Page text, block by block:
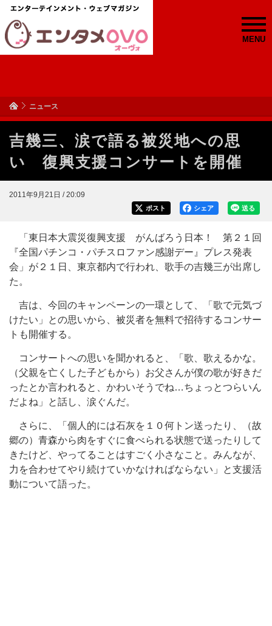
MENU
ニュース
吉幾三、涙で語る被災地への思
い 復興支援コンサートを開催
2011年9月21日 / 20:09
送る
シェア
ポスト
「東日本大震災復興支援 がんばろう日本！ 第２１回
『全国パチンコ・パチスロファン感謝デー』プレス発表
会」が２１日、東京都内で行われ、歌手の吉幾三が出席し
た。
吉は、今回のキャンペーンの一環として、「歌で元気づ
けたい」との思いから、被災者を無料で招待するコンサー
トも開催する。
コンサートへの思いを聞かれると、「歌、歌えるかな。
（父親を亡くした子どもから）お父さんが僕の歌が好きだ
ったとか言われると、かわいそうでね…ちょっとつらいん
だよね」と話し、涙ぐんだ。
さらに、「個人的には石灰を１０何トン送ったり、（故
郷の）青森から肉をすぐに食べられる状態で送ったりして
きたけど、やってることはすごく小さなこと。みんなが、
力を合わせてやり続けていかなければならない」と支援活
動について語った。